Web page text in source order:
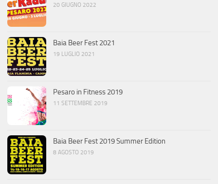
20 GIUGNO 2022
Baia Beer Fest 2021
19 LUGLIO 2021
Pesaro in Fitness 2019
11 SETTEMBRE 2019
Baia Beer Fest 2019 Summer Edition
8 AGOSTO 2019